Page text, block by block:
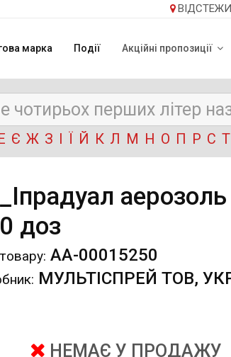
марка Події Акційні пропозиції
Є Ж З І Ї Й К Л М Н О П Р С Т
доз
АА-00015250
МУЛЬТІСПРЕЙ ТОВ,
НЕМАЄ У ПРОДАЖУ